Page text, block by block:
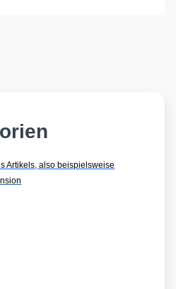
Artikels, also beispielsweise